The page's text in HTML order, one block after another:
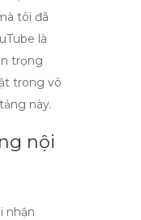
tôi đã
là
trọng
trong vô
này.
nội
nhận